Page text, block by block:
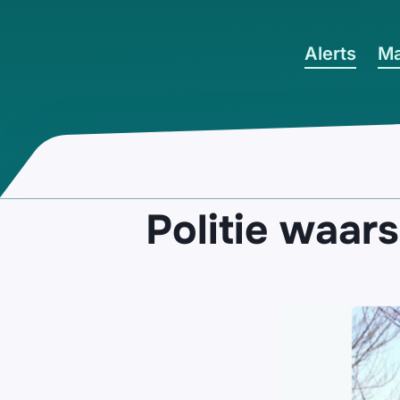
Alerts
Politie